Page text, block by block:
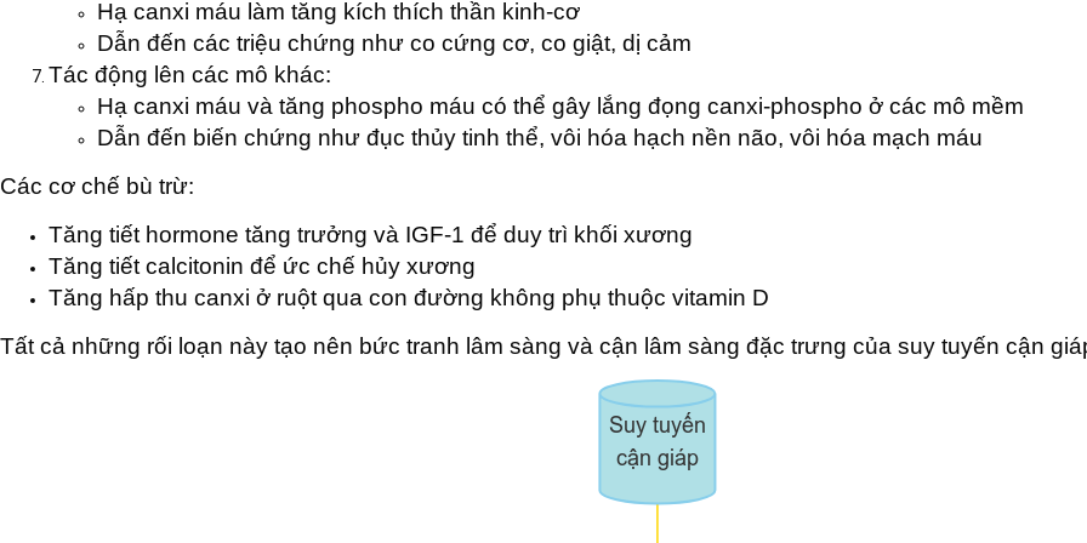
Hạ canxi máu làm tăng kích thích thần kinh-cơ
Dẫn đến các triệu chứng như co cứng cơ, co giật, dị cảm
Tác động lên các mô khác:
Hạ canxi máu và tăng phospho máu có thể gây lắng đọng canxi-phospho ở các mô mềm
Dẫn đến biến chứng như đục thủy tinh thể, vôi hóa hạch nền não, vôi hóa mạch máu
Các cơ chế bù trừ:
Tăng tiết hormone tăng trưởng và IGF-1 để duy trì khối xương
Tăng tiết calcitonin để ức chế hủy xương
Tăng hấp thu canxi ở ruột qua con đường không phụ thuộc vitamin D
Tất cả những rối loạn này tạo nên bức tranh lâm sàng và cận lâm sàng đặc trưng của suy tuyến cận